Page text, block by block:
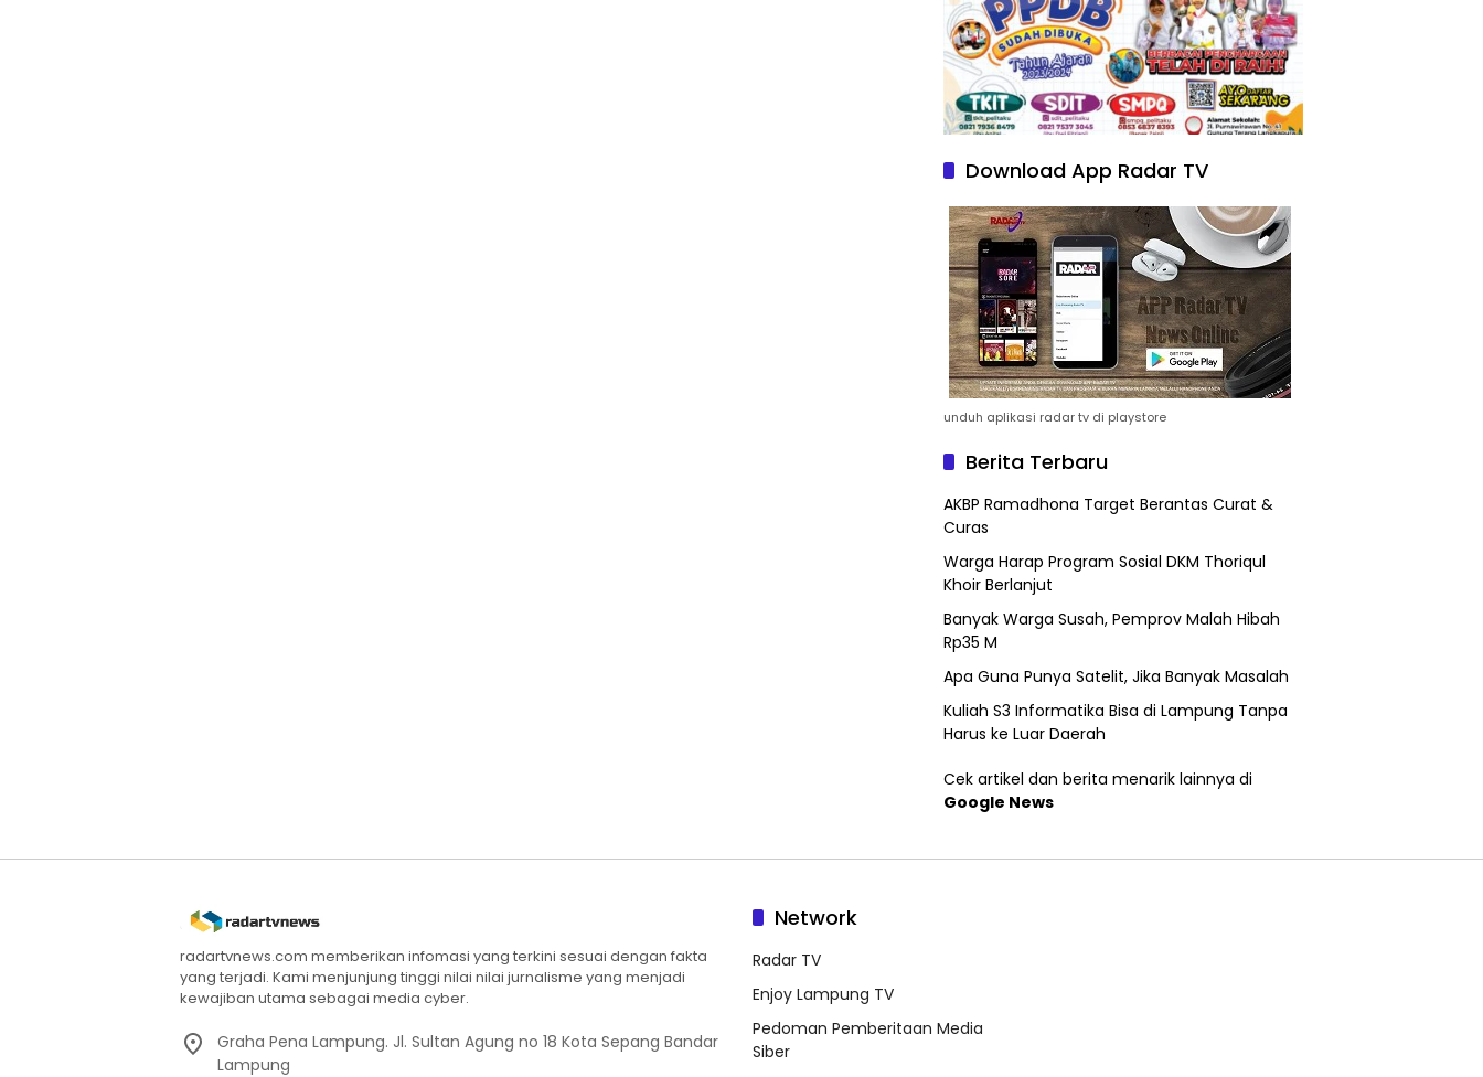
Download App Radar TV
unduh aplikasi radar tv di playstore
Berita Terbaru
AKBP Ramadhona Target Berantas Curat &
Curas
Warga Harap Program Sosial DKM Thoriqul
Khoir Berlanjut
Banyak Warga Susah, Pemprov Malah Hibah
Rp35 M
Apa Guna Punya Satelit, Jika Banyak Masalah
Kuliah S3 Informatika Bisa di Lampung Tanpa
Harus ke Luar Daerah
Cek artikel dan berita menarik lainnya di
Google News
radartvnews.com memberikan infomasi yang terkini sesuai dengan fakta
yang terjadi. Kami menjunjung tinggi nilai nilai jurnalisme yang menjadi
kewajiban utama sebagai media cyber.
Graha Pena Lampung. Jl. Sultan Agung no 18 Kota Sepang Bandar
Lampung
Network
Radar TV
Enjoy Lampung TV
Pedoman Pemberitaan Media
Siber